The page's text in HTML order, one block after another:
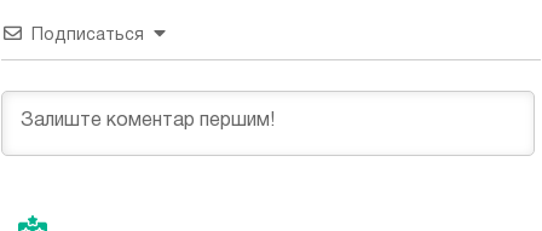
Подписаться